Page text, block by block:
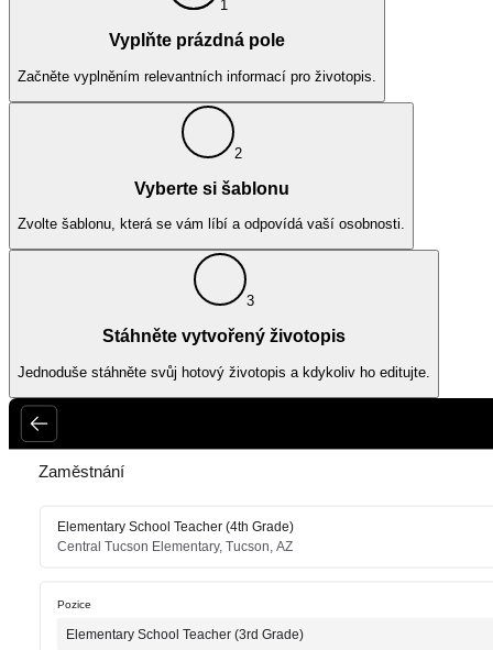
1
Vyplňte prázdná pole
Začněte vyplněním relevantních informací pro životopis.
2
Vyberte si šablonu
Zvolte šablonu, která se vám líbí a odpovídá vaší osobnosti.
3
Stáhněte vytvořený životopis
Jednoduše stáhněte svůj hotový životopis a kdykoliv ho editujte.